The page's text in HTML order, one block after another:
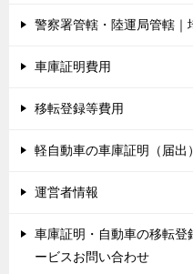
警察署管轄・陸運局管轄｜
車庫証明費用
移転登録等費用
軽自動車の車庫証明（届出
運営者情報
車庫証明・自動車の移転
ービスお問い合わせ